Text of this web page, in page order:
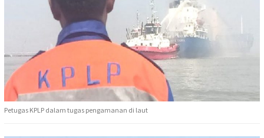
Petugas KPLP dalam tugas pengamanan di laut